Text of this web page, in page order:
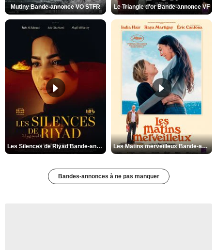
Mutiny Bande-annonce VO STFR Le Triangle d'or Bande-annonce VF
Les Silences de Riyad Bande-annonce VO STFR Les Matins merveilleux Bande-annonce VF
Bandes-annonces à ne pas manquer